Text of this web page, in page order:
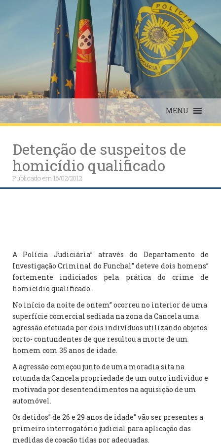
MENU
Detenção de suspeitos de
homicídio qualificado
Publicado em16/02/2012
A Polícia Judiciária” através do Departamento de
Investigação Criminal do Funchal” deteve dois homens”
fortemente indiciados pela prática do crime de
homicídio qualificado.
No início da noite de ontem” ocorreu no interior de uma
superfície comercial sediada na zona da Cancela uma
agressão efetuada por dois indivíduos utilizando objetos
corto- contundentes de que resultou a morte de um
homem com 35 anos de idade.
A agressão começou junto de uma moradia sita na
rotunda da Cancela propriedade de um outro individuo e
motivada por desentendimentos na aquisição de um
automóvel.
Os detidos” de 26 e 29 anos de idade” vão ser presentes a
primeiro interrogatório judicial para aplicação das
medidas de coação tidas por adequadas.